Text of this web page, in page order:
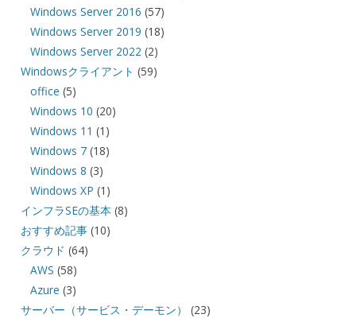
Windows Server 2016 (57)
Windows Server 2019 (18)
Windows Server 2022 (2)
Windowsクライアント (59)
office (5)
Windows 10 (20)
Windows 11 (1)
Windows 7 (18)
Windows 8 (3)
Windows XP (1)
インフラSEの基本 (8)
おすすめ記事(10)
クラウド (64)
AWS (58)
Azure (3)
サーバー（サービス・デーモン）
(23)